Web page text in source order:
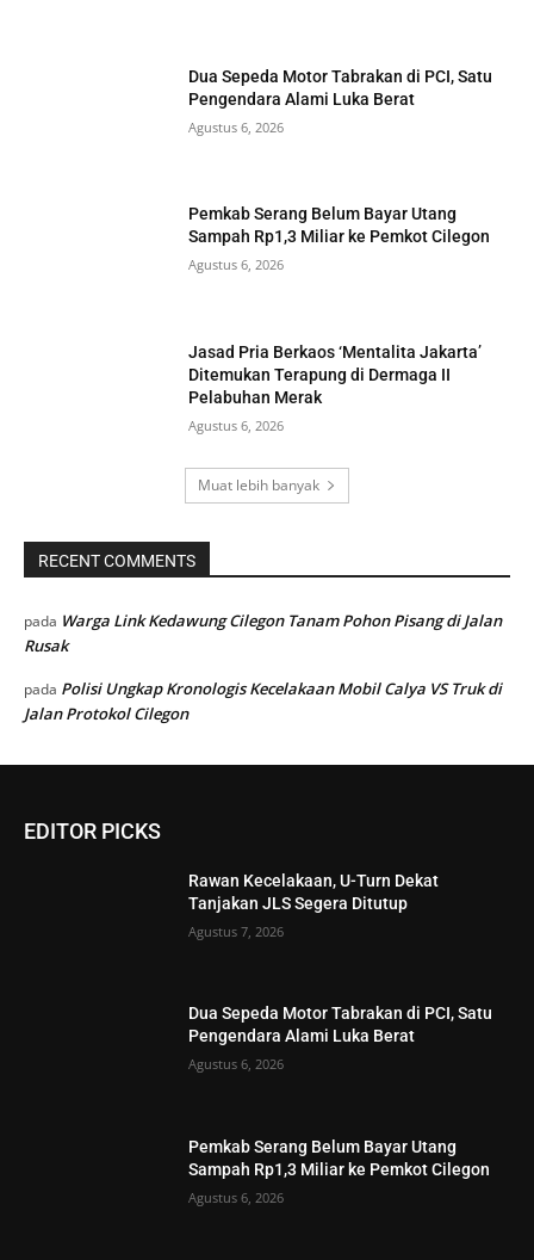
Dua Sepeda Motor Tabrakan di PCI, Satu
Pengendara Alami Luka Berat
Agustus 6, 2026
Pemkab Serang Belum Bayar Utang
Sampah Rp1,3 Miliar ke Pemkot Cilegon
Agustus 6, 2026
Jasad Pria Berkaos ‘Mentalita Jakarta’
Ditemukan Terapung di Dermaga II
Pelabuhan Merak
Agustus 6, 2026
Muat lebih banyak
RECENT COMMENTS
pada Warga Link Kedawung Cilegon Tanam Pohon Pisang di Jalan
Rusak
pada Polisi Ungkap Kronologis Kecelakaan Mobil Calya VS Truk di
Jalan Protokol Cilegon
EDITOR PICKS
Rawan Kecelakaan, U-Turn Dekat
Tanjakan JLS Segera Ditutup
Agustus 7, 2026
Dua Sepeda Motor Tabrakan di PCI, Satu
Pengendara Alami Luka Berat
Agustus 6, 2026
Pemkab Serang Belum Bayar Utang
Sampah Rp1,3 Miliar ke Pemkot Cilegon
Agustus 6, 2026